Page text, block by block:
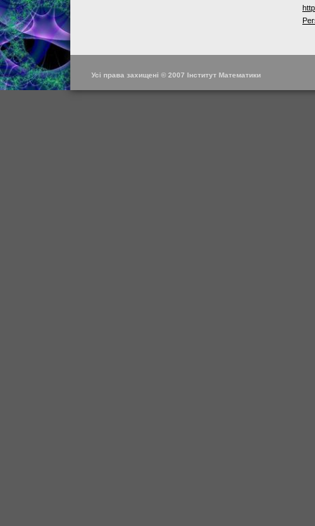
Усі права захищені © 2007 Інститут Математики